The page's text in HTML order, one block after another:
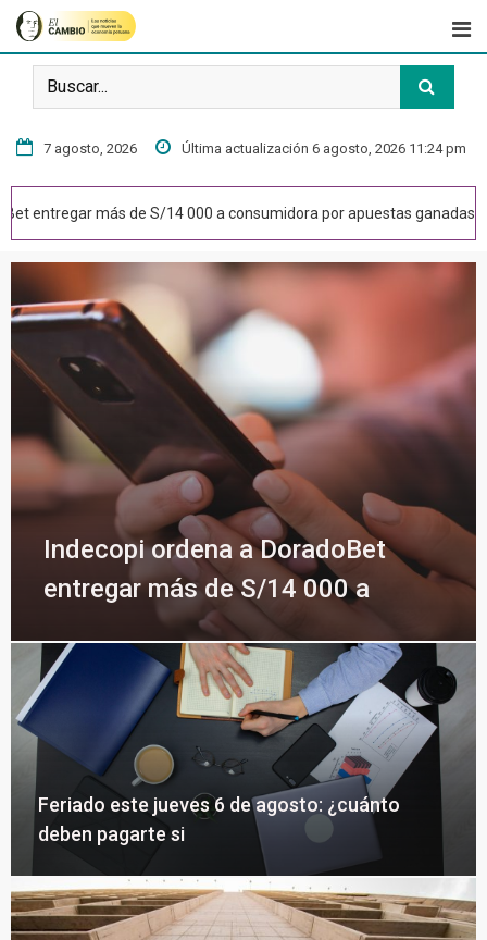
7 agosto, 2026 Última actualización 6 agosto, 2026 11:24 pm
más de S/14 000 a consumidora por apuestas ganadas no
Indecopi ordena a DoradoBet
entregar más de S/14 000 a
Feriado este jueves 6 de agosto: ¿cuánto
deben pagarte si